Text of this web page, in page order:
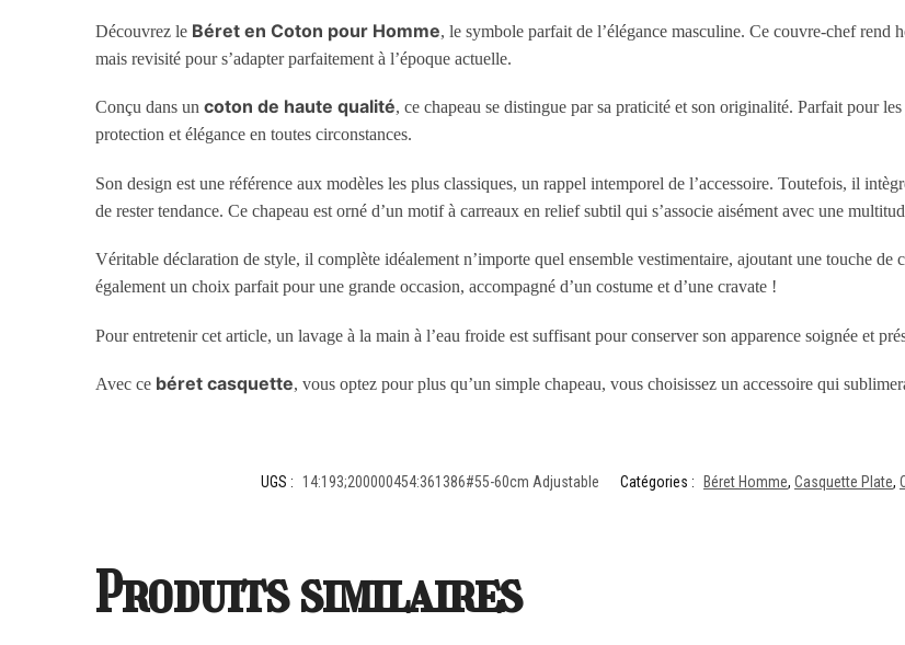
Découvrez le Béret en Coton pour Homme, le symbole parfait de l’élégance masculine. Ce couvre-chef rend
mais revisité pour s’adapter parfaitement à l’époque actuelle.
Conçu dans uncoton de haute qualité, ce chapeau se distingue par sa praticité et son originalité. Parfait pour
protection et élégance en toutes circonstances.
Son design est une référence aux modèles les plus classiques, un rappel intemporel de l’accessoire. Toutefois, il
de rester tendance. Ce chapeau est orné d’un motif à carreaux en relief subtil qui s’associe aisément avec une
Véritable déclaration de style, il complète idéalement n’importe quel ensemble vestimentaire, ajoutant une touche de
également un choix parfait pour une grande occasion, accompagné d’un costume et d’une cravate !
Pour entretenir cet article, un lavage à la main à l’eau froide est suffisant pour conserver son apparence soignée et
Avec ce béret casquette, vous optez pour plus qu’un simple chapeau, vous choisissez un accessoire qui
UGS : 14:193;200000454:361386#55-60cm Adjustable Catégories : Béret Homme, Casquette Plate,
Produits similaires